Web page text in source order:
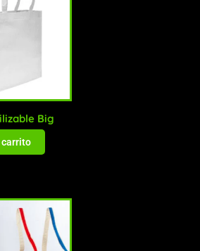
Big
carrito